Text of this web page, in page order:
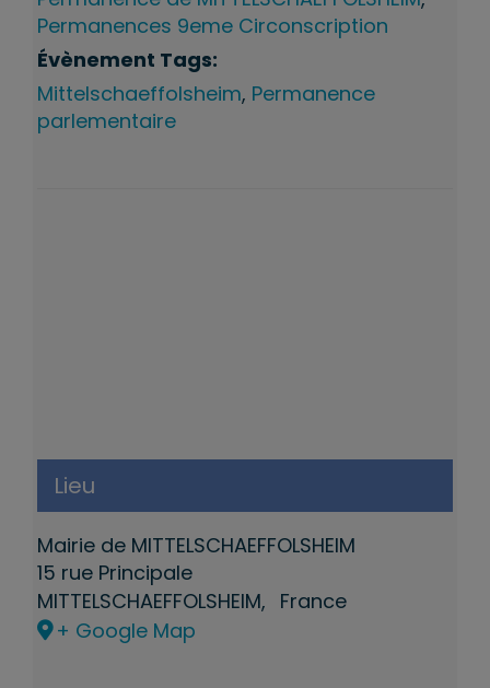
Permanences 9eme Circonscription
Évènement Tags:
Mittelschaeffolsheim, Permanence
parlementaire
Lieu
Mairie de MITTELSCHAEFFOLSHEIM
15 rue Principale
MITTELSCHAEFFOLSHEIM, France
+ Google Map